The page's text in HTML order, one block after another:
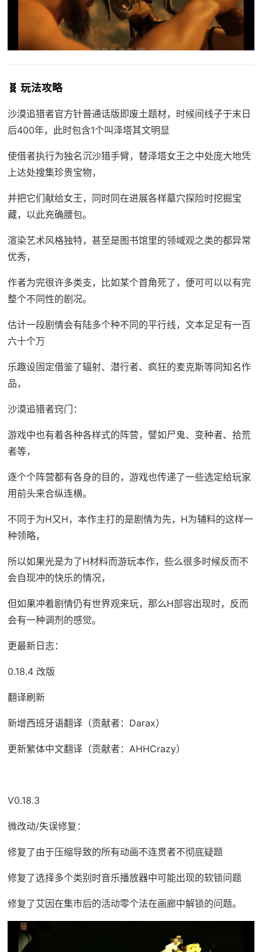
🧬 玩法攻略
沙漠追猎者官方针普通话版即废土题材，时候间线子于末日
后400年，此时包含1个叫泽塔其文明显
使借者执行为独名沉沙猎手臂，替泽塔女王之中处庞大地凭
上达处搜集珍贵宝物，
并把它们献给女王，同时同在进展各样墓穴探险时挖掘宝
藏，以此充确腰包。
渲染艺术风格独特，甚至是图书馆里的领域观之类的都异常
优秀，
作者为完很许多类支，比如某个首角死了，便可可以以有完
整个不同性的剧况。
估计一段剧情会有陆多个种不同的平行线，文本足足有一百
六十个万
乐趣设固定借鉴了辐射、潜行者、疯狂的麦克斯等同知名作
品，
沙漠追猎者窍门：
游戏中也有着各种各样式的阵营，譬如尸鬼、变种者、拾荒
者等，
逐个个阵营都有各身的目的，游戏也传递了一些选定给玩家
用前头来合纵连横。
不同于为H又H，本作主打的是剧情为先，H为辅料的这样一
种领略，
所以如果光是为了H材料而游玩本作，些么很多时候反而不
会自现冲的快乐的情况，
但如果冲着剧情仍有世界观来玩，那么H部容出现时，反而
会有一种调剂的感觉。
更最新日志：
0.18.4 改版
翻译刷新
新增西班牙语翻译（贡献者：Darax）
更新繁体中文翻译（贡献者：AHHCrazy）
V0.18.3
微改动/失误修复：
修复了由于压缩导致的所有动画不连贯者不彻底疑题
修复了选择多个类别时音乐播放器中可能出现的软锁问题
修复了艾因在集市后的活动零个法在画廊中解锁的问题。